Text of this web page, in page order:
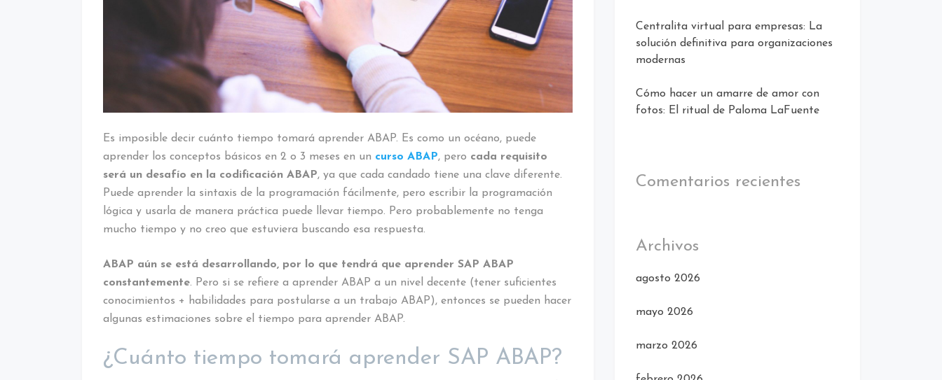
Es imposible decir cuánto tiempo tomará aprender ABAP. Es como un océano, puede
aprender los conceptos básicos en 2 o 3 meses en un curso ABAP, pero cada requisito
será un desafío en la codificación ABAP, ya que cada candado tiene una clave diferente.
Puede aprender la sintaxis de la programación fácilmente, pero escribir la programación
lógica y usarla de manera práctica puede llevar tiempo. Pero probablemente no tenga
mucho tiempo y no creo que estuviera buscando esa respuesta.
ABAP aún se está desarrollando, por lo que tendrá que aprender SAP ABAP
constantemente. Pero si se refiere a aprender ABAP a un nivel decente (tener suficientes
conocimientos + habilidades para postularse a un trabajo ABAP), entonces se pueden hacer
algunas estimaciones sobre el tiempo para aprender ABAP.
¿Cuánto tiempo tomará aprender SAP ABAP?
Centralita virtual para empresas: La
solución definitiva para organizaciones
modernas
Cómo hacer un amarre de amor con
fotos: El ritual de Paloma LaFuente
Comentarios recientes
Archivos
agosto 2026
mayo 2026
marzo 2026